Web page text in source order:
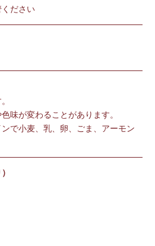
ださい
味が変わることがあります。
で小麦、乳、卵、ごま、アーモン